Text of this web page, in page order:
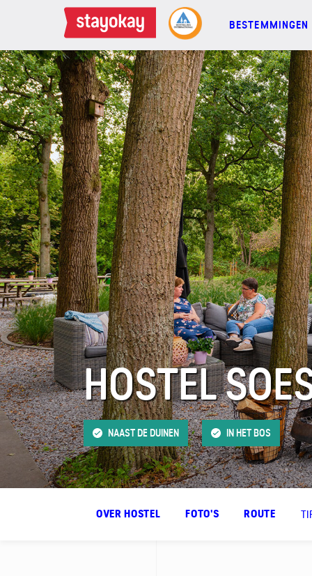
BESTEMMINGEN
BESTEMMINGEN
FAMILIES
GROEPEN
MEETINGS
ACTIES
MEER
FAQ
Contact
HOSTEL
NAAST DE DUINEN IN HET BOS
OVER HOSTEL FOTO'S ROUTE